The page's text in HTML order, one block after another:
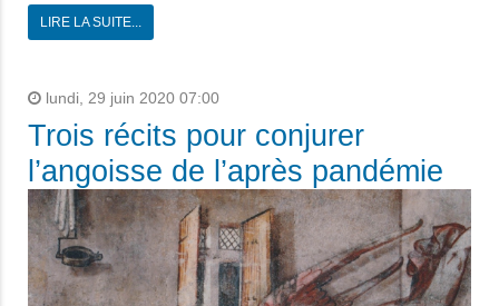
LIRE LA SUITE...
lundi, 29 juin 2020 07:00
Trois récits pour conjurer
l’angoisse de l’après pandémie